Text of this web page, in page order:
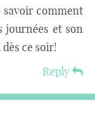
savoir comment
journées et son
ce soir!
Reply